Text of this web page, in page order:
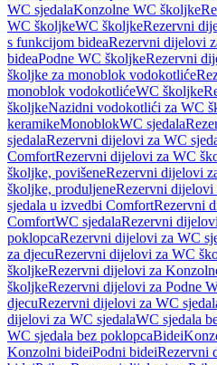
WC sjedalaKonzolne WC školjke
WC školjkeWC školjkeRezervni
s funkcijom bideaRezervni dijelovi
bideaPodne WC školjkeRezervni
školjke za monoblok vodokotliće
monoblok vodokotlićeWC školjke
školjkeNazidni vodokotlići za WC
keramikeMonoblokWC sjedala
sjedalaRezervni dijelovi za WC
ComfortRezervni dijelovi za WC
školjke, povišeneRezervni dijelovi
školjke, produljeneRezervni dijelovi
sjedala u izvedbi ComfortRezervni
ComfortWC sjedalaRezervni
poklopcaRezervni dijelovi za WC
za djecuRezervni dijelovi za WC
školjkeRezervni dijelovi za
školjkeRezervni dijelovi za Podne
djecuRezervni dijelovi za WC
dijelovi za WC sjedalaWC sjedala
WC sjedala bez poklopcaBidei
Konzolni bideiPodni bideiRezervni